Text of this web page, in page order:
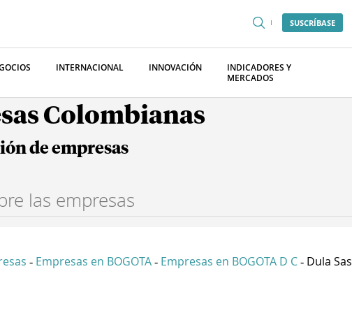
SUSCRÍBASE
INTERNACIONAL INNOVACIÓN
INDICADORES Y
MERCADOS
Colombianas
de empresas
- Empresas en BOGOTA - Empresas en BOGOTA D C - Dula Sas